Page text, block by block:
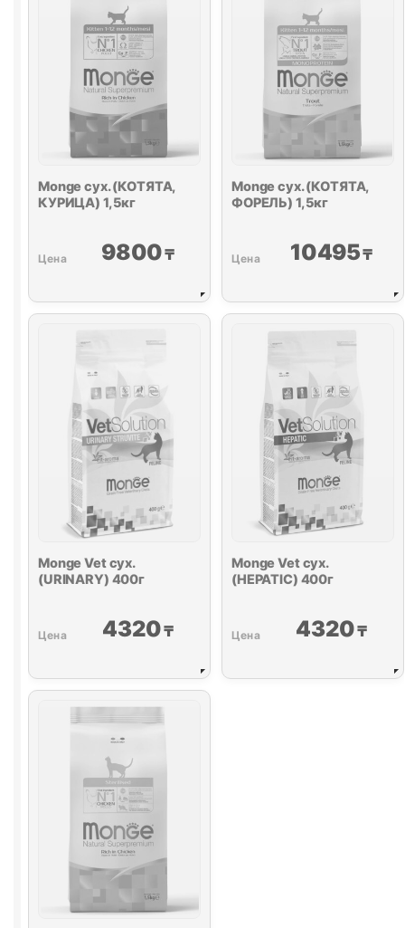
Monge сух. (КОТЯТА,
КУРИЦА) 1,5кг
9800₸
Monge сух. (КОТЯТА,
ФОРЕЛЬ) 1,5кг
10495₸
Monge Vet сух.
(URINARY) 400г
4320₸
Monge Vet сух.
(HEPATIC) 400г
4320₸